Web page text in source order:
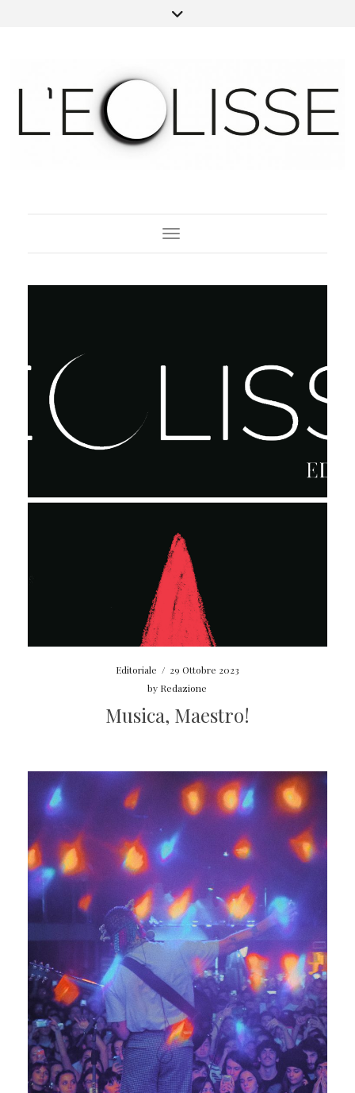
Toggle Navigation
Editoriale / 29 Ottobre 2023
by Redazione
Musica, Maestro!